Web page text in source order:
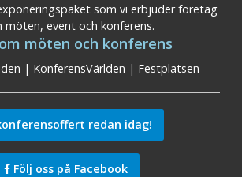
som vi erbjuder företag
möten, event och konferens.
möten och konferens
| KonferensVärlden | Festplatsen
redan idag!
Följ oss på Facebook